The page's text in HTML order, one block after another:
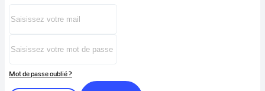
Mot de passe oublié ?